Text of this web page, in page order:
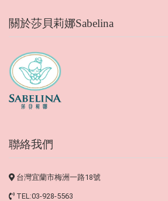
關於莎貝莉娜Sabelina
聯絡我們
台灣宜蘭市梅洲一路18號
TEL:03-928-5563